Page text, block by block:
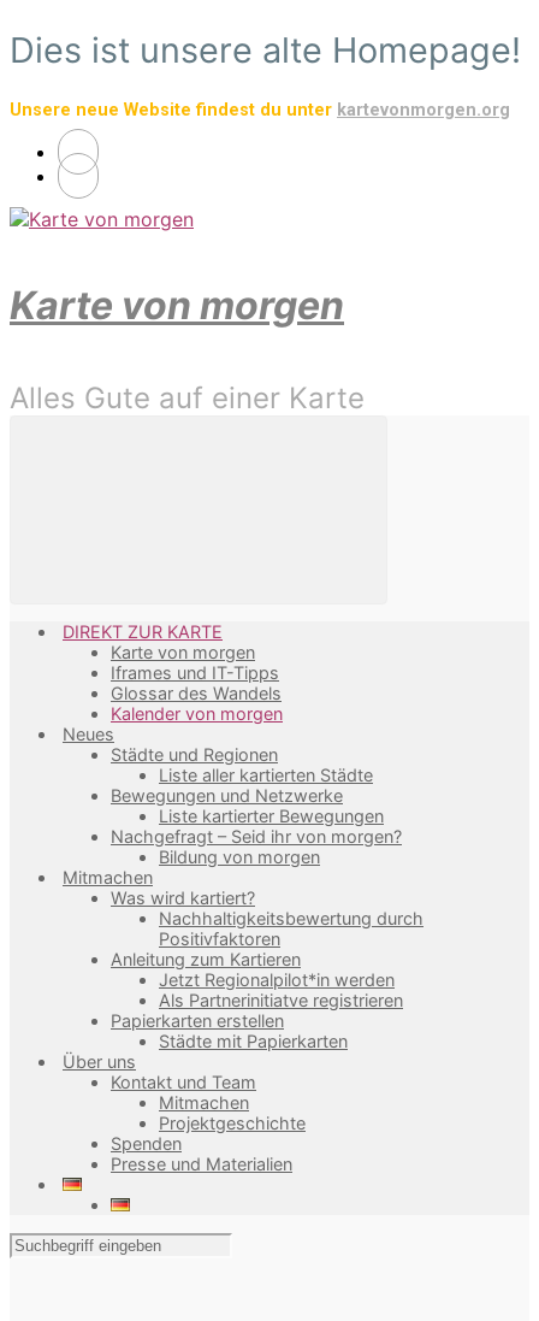
Zum
Hauptinhalt
Dies ist unsere alte Homepage!
Unsere neue Website findest du unter kartevonmorgen.org
Karte von morgen
Alles Gute auf einer Karte
DIREKT ZUR KARTE
Karte von morgen
Iframes und IT-Tipps
Glossar des Wandels
Kalender von morgen
Neues
Städte und Regionen
Liste aller kartierten Städte
Bewegungen und Netzwerke
Liste kartierter Bewegungen
Nachgefragt – Seid ihr von morgen?
Bildung von morgen
Mitmachen
Was wird kartiert?
Nachhaltigkeitsbewertung durch
Positivfaktoren
Anleitung zum Kartieren
Jetzt Regionalpilot*in werden
Als Partnerinitiatve registrieren
Papierkarten erstellen
Städte mit Papierkarten
Über uns
Kontakt und Team
Mitmachen
Projektgeschichte
Spenden
Presse und Materialien